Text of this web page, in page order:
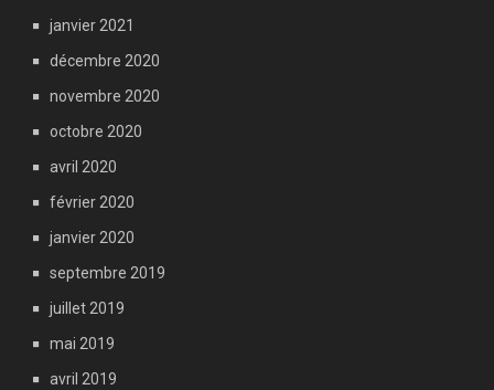
janvier 2021
décembre 2020
novembre 2020
octobre 2020
avril 2020
février 2020
janvier 2020
septembre 2019
juillet 2019
mai 2019
avril 2019